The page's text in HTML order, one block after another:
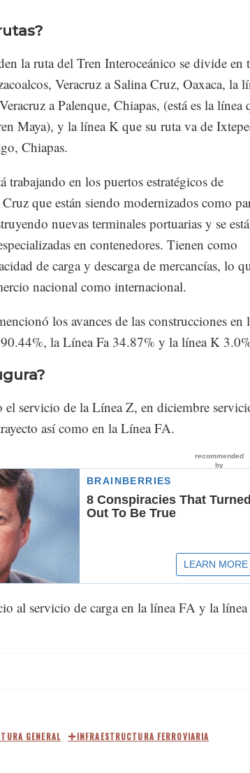
la ruta del Tren Interoceánico se divide en
Veracruz a Salina Cruz, Oaxaca, la
a Palenque, Chiapas, (está es la línea
Maya), y la línea K que su ruta va de
Chiapas.
trabajando en los puertos estratégicos de
que están siendo modernizados como
nuevas terminales portuarias y se
en contenedores. Tienen como
de carga y descarga de mercancías, lo
nacional como internacional.
los avances de las construcciones en
la Línea Fa 34.87% y la línea K
el servicio de la Línea Z, en diciembre
así como en la Línea FA.
al servicio de carga en la línea FA y la
GENERAL INFRAESTRUCTURA FERROVIARIA